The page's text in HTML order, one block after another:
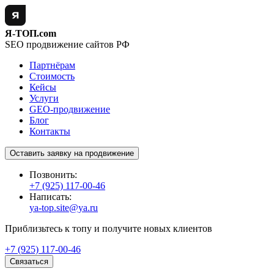
Я-ТОП.com
SEO продвижение сайтов РФ
Партнёрам
Стоимость
Кейсы
Услуги
GEO-продвижение
Блог
Контакты
Оставить заявку на продвижение
Позвонить:
+7 (925) 117-00-46
Написать:
ya-top.site@ya.ru
Приблизьтесь к топу и получите новых клиентов
+7 (925) 117-00-46
Связаться